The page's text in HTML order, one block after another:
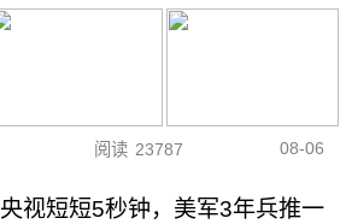
阅读 23787 08-06
央视短短5秒钟，美军3年兵推一